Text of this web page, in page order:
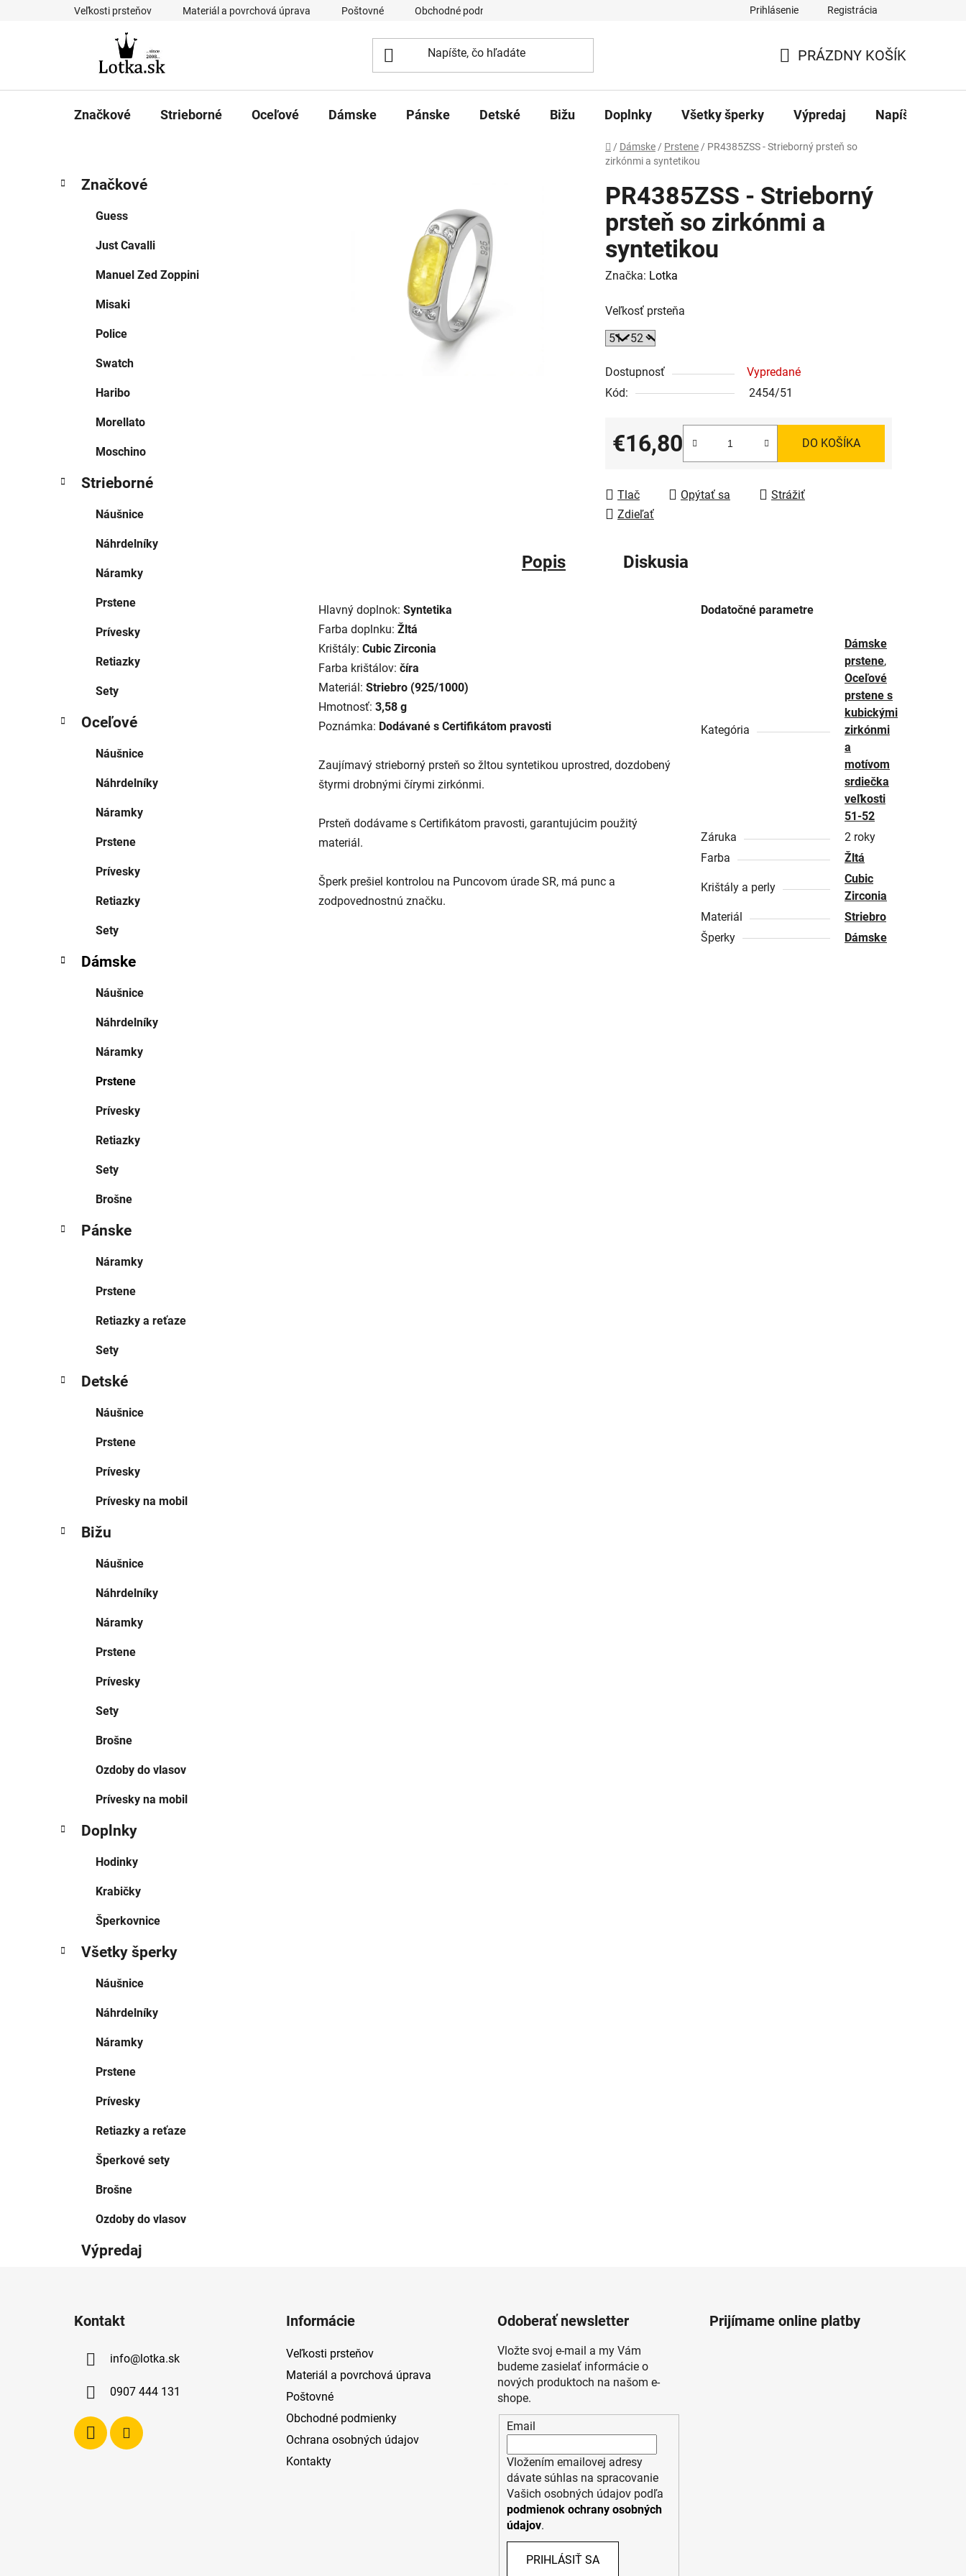
Veľkosti prsteňov Materiál a povrchová úprava Poštovné Obchodné podmienky Prihlásenie Registrácia
KOŠÍK
PRÁZDNY KOŠÍK
Značkové Strieborné Oceľové Dámske Pánske Detské Bižu Doplnky Všetky šperky Výpredaj Napíšte nám
Domov
/ Dámske / Prstene / PR4385ZSS - Strieborný prsteň so
zirkónmi a syntetikou
B
kategórie
a
Značkové
Guess
Just Cavalli
Manuel Zed Zoppini
Misaki
Police
Swatch
Haribo
Morellato
Moschino
Strieborné
Náušnice
Náhrdelníky
Náramky
Prstene
Prívesky
Retiazky
Sety
Oceľové
Náušnice
Náhrdelníky
Náramky
Prstene
Prívesky
Retiazky
Sety
Dámske
Náušnice
Náhrdelníky
Náramky
Prstene
Prívesky
Retiazky
Sety
Brošne
Pánske
Náramky
Prstene
Retiazky a reťaze
Sety
Detské
Náušnice
Prstene
Prívesky
Prívesky na mobil
Bižu
Náušnice
Náhrdelníky
Náramky
Prstene
Prívesky
Sety
Brošne
Ozdoby do vlasov
Prívesky na mobil
Doplnky
Hodinky
Krabičky
Šperkovnice
Všetky šperky
Náušnice
Náhrdelníky
Náramky
Prstene
Prívesky
Retiazky a reťaze
Šperkové sety
Brošne
Ozdoby do vlasov
Výpredaj
PR4385ZSS - Strieborný
prsteň so zirkónmi a
syntetikou
Značka: Lotka
Veľkosť prsteňa
Dostupnosť
Vypredané
Kód:
2454/51
€16,80
Jednotková cena:
DO KOŠÍKA
Tlač Opýtať sa
Strážiť
Zdieľať
Popis Diskusia
Hlavný doplnok: Syntetika
Farba doplnku: Žltá
Krištály: Cubic Zirconia
Farba krištálov: číra
Materiál: Striebro (925/1000)
Hmotnosť: 3,58 g
Poznámka: Dodávané s Certifikátom pravosti
Zaujímavý strieborný prsteň so žltou syntetikou uprostred, dozdobený
štyrmi drobnými čírymi zirkónmi.
Prsteň dodávame s Certifikátom pravosti, garantujúcim použitý
materiál.
Šperk prešiel kontrolou na Puncovom úrade SR, má punc a
zodpovednostnú značku.
Dodatočné parametre
Kategória
Dámske
prstene,
Oceľové
prstene s
kubickými
zirkónmi
a
motívom
srdiečka
veľkosti
51-52
Záruka
2 roky
Farba
Žltá
Krištály a perly
Cubic
Zirconia
Materiál
Striebro
Šperky
Dámske
Kontakt
info@lotka.sk
0907 444 131
Informácie
Veľkosti prsteňov
Materiál a povrchová úprava
Poštovné
Obchodné podmienky
Ochrana osobných údajov
Kontakty
Odoberať newsletter
Vložte svoj e-mail a my Vám
budeme zasielať informácie o
nových produktoch na našom e-
shope.
Email
Vložením emailovej adresy
dávate súhlas na spracovanie
Vašich osobných údajov podľa
podmienok ochrany osobných
údajov.
PRIHLÁSIŤ SA
Prijímame online platby